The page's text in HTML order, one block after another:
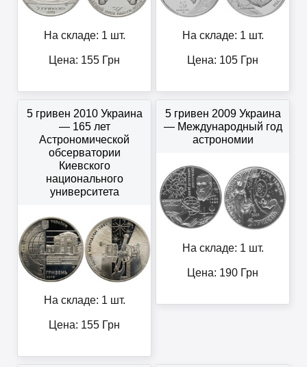
На складе: 1 шт.
Цена: 155 Грн
На складе: 1 шт.
Цена: 105 Грн
5 гривен 2010 Украина
— 165 лет
Астрономической
обсерватории
Киевского
национального
университета
На складе: 1 шт.
Цена: 155 Грн
5 гривен 2009 Украина
— Международный год
астрономии
На складе: 1 шт.
Цена: 190 Грн